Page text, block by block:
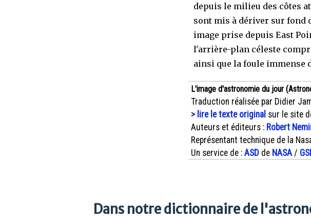
depuis le milieu des côtes
sont mis à dériver sur fond
image prise depuis East
l'arrière-plan céleste
ainsi que la foule immense
L'image d'astronomie du jour
Traduction réalisée par Didier
> lire le texte original sur le site
Auteurs et éditeurs : Robert
Représentant technique de la
Un service de : ASD de NASA /
Dans notre dictionnaire de